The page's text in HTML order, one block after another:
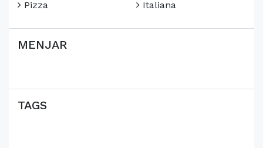
Pizza Italiana
MENJAR
TAGS